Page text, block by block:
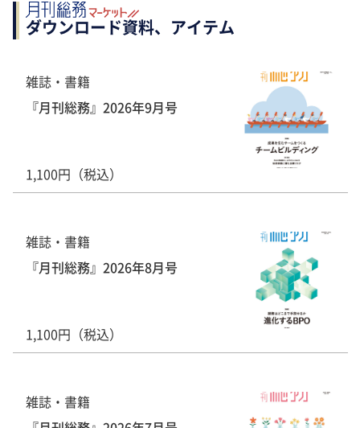
ダウンロード資料、アイテム
雑誌・書籍
『月刊総務』2026年9月号
1,100円（税込）
雑誌・書籍
『月刊総務』2026年8月号
1,100円（税込）
雑誌・書籍